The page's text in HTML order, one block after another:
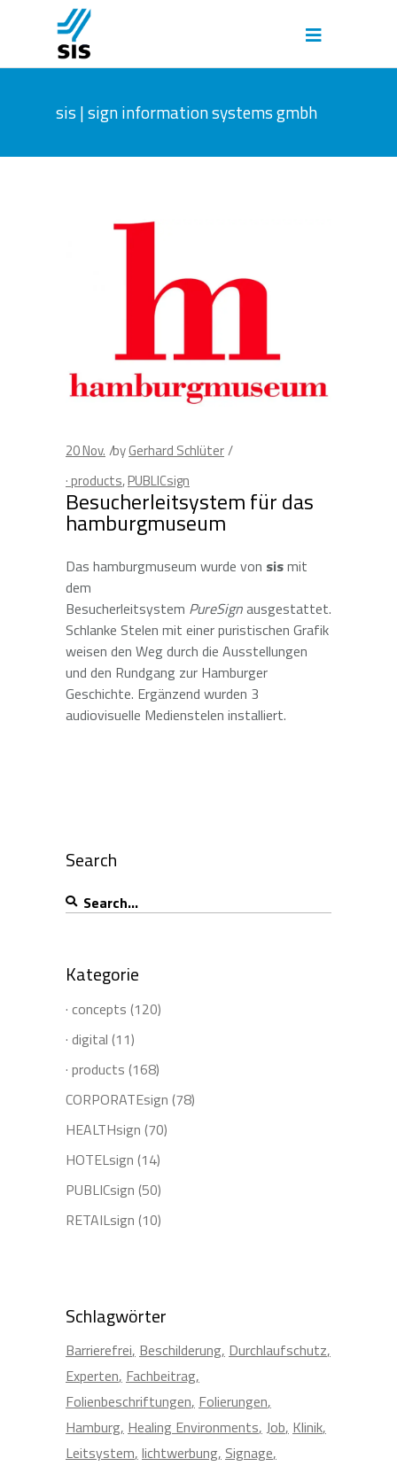
sis | sign information systems gmbh
20Nov. byGerhard Schlüter
· products,PUBLICsign
Besucherleitsystem für das
hamburgmuseum
Das hamburgmuseum wurde von sismit
dem
Besucherleitsystem PureSignausgestattet.
Schlanke Stelen mit einer puristischen Grafik
weisen den Weg durch die Ausstellungen
und den Rundgang zur Hamburger
Geschichte. Ergänzend wurden 3
audiovisuelle Medienstelen installiert.
Search
Search
for:
Kategorie
· concepts (120)
· digital (11)
· products (168)
CORPORATEsign (78)
HEALTHsign (70)
HOTELsign (14)
PUBLICsign (50)
RETAILsign (10)
Schlagwörter
Barrierefrei Beschilderung Durchlaufschutz
Experten Fachbeitrag
Folienbeschriftungen Folierungen
Hamburg Healing Environments Job Klinik
Leitsystem lichtwerbung Signage